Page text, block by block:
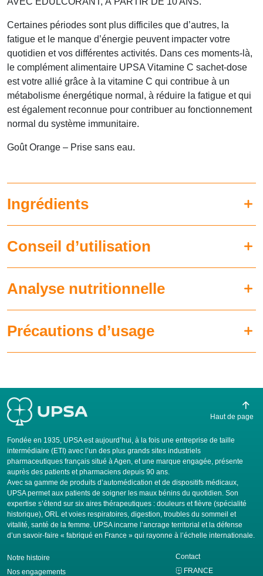
Certaines périodes sont plus difficiles que d’autres, la
fatigue et le manque d’énergie peuvent impacter votre
quotidien et vos différentes activités. Dans ces moments-là,
le complément alimentaire UPSA Vitamine C sachet-dose
est votre allié grâce à la vitamine C qui contribue à un
métabolisme énergétique normal, à réduire la fatigue et qui
est également reconnue pour contribuer au fonctionnement
normal du système immunitaire.
Goût Orange – Prise sans eau.
Ingrédients
Conseil d’utilisation
Analyse nutritionnelle
Précautions d’usage
Fondée en 1935, UPSA est aujourd’hui, à la fois une entreprise de taille
intermédiaire (ETI) avec l’un des plus grands sites industriels
pharmaceutiques français situé à Agen, et une marque engagée, présente
auprès des patients et pharmaciens depuis 90 ans.
Avec sa gamme de produits d’automédication et de dispositifs médicaux,
UPSA permet aux patients de soigner les maux bénins du quotidien. Son
expertise s’étend sur six aires thérapeutiques : douleurs et fièvre (spécialité
historique), ORL et voies respiratoires, digestion, troubles du sommeil et
vitalité, santé de la femme. UPSA incarne l’ancrage territorial et la défense
d’un savoir-faire « fabriqué en France » qui rayonne à l’échelle internationale.
Notre histoire
Nos engagements
Contact
FRANCE
Haut de page